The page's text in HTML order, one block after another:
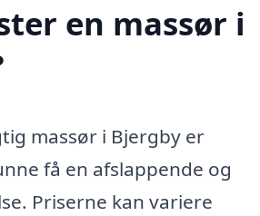
en massør i
massør i Bjergby er
få en afslappende og
Priserne kan variere